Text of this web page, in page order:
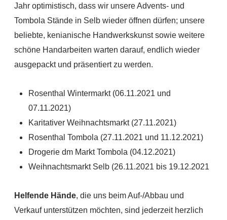
Jahr optimistisch, dass wir unsere Advents- und
Tombola Stände in Selb wieder öffnen dürfen; unsere
beliebte, kenianische Handwerkskunst sowie weitere
schöne Handarbeiten warten darauf, endlich wieder
ausgepackt und präsentiert zu werden.
Rosenthal Wintermarkt (06.11.2021 und
07.11.2021)
Karitativer Weihnachtsmarkt (27.11.2021)
Rosenthal Tombola (27.11.2021 und 11.12.2021)
Drogerie dm Markt Tombola (04.12.2021)
Weihnachtsmarkt Selb (26.11.2021 bis 19.12.2021
Helfende Hände, die uns beim Auf-/Abbau und
Verkauf unterstützen möchten, sind jederzeit herzlich